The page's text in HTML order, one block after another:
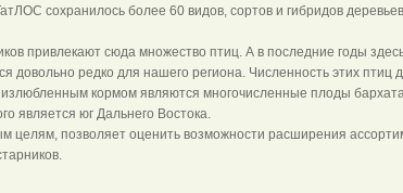
сохранилось более 60 видов, сортов и гибридов деревьев
привлекают сюда множество птиц. А в последние годы
довольно редко для нашего региона. Численность этих птиц
кормом являются многочисленные плоды бархата
является юг Дальнего Востока.
целям, позволяет оценить возможности расширения